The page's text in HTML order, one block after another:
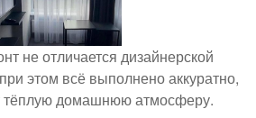
не отличается дизайнерской
этом всё выполнено аккуратно,
тёплую домашнюю атмосферу.